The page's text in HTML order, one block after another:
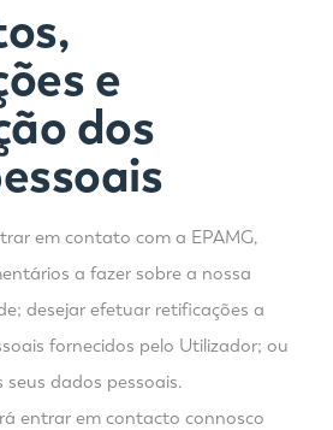
e
dos
em contato com a EPAMG,
a fazer sobre a nossa
desejar efetuar retificações a
fornecidos pelo Utilizador; ou
dados pessoais.
entrar em contacto connosco